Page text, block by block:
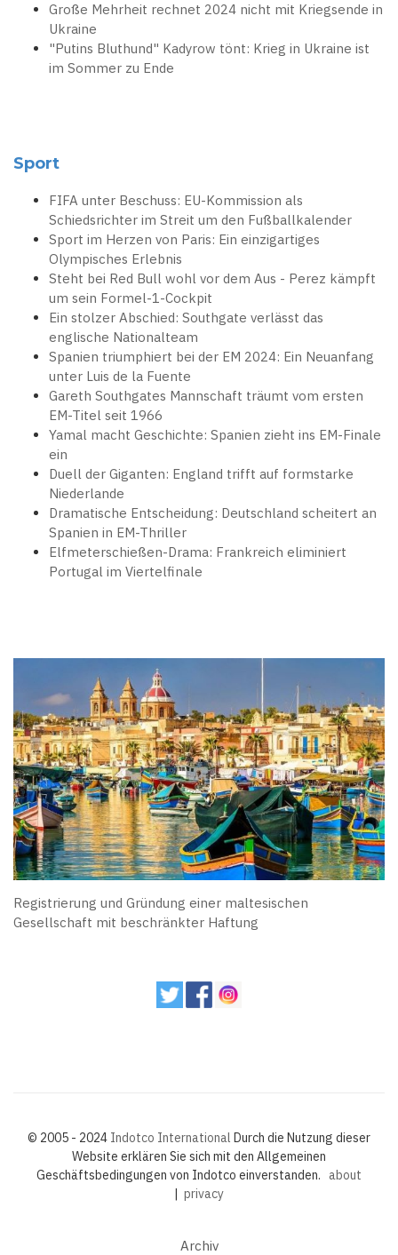
Große Mehrheit rechnet 2024 nicht mit Kriegsende in
Ukraine
"Putins Bluthund" Kadyrow tönt: Krieg in Ukraine ist
im Sommer zu Ende
Sport
FIFA unter Beschuss: EU-Kommission als
Schiedsrichter im Streit um den Fußballkalender
Sport im Herzen von Paris: Ein einzigartiges
Olympisches Erlebnis
Steht bei Red Bull wohl vor dem Aus - Perez kämpft
um sein Formel-1-Cockpit
Ein stolzer Abschied: Southgate verlässt das
englische Nationalteam
Spanien triumphiert bei der EM 2024: Ein Neuanfang
unter Luis de la Fuente
Gareth Southgates Mannschaft träumt vom ersten
EM-Titel seit 1966
Yamal macht Geschichte: Spanien zieht ins EM-Finale
ein
Duell der Giganten: England trifft auf formstarke
Niederlande
Dramatische Entscheidung: Deutschland scheitert an
Spanien in EM-Thriller
Elfmeterschießen-Drama: Frankreich eliminiert
Portugal im Viertelfinale
Registrierung und Gründung einer maltesischen
Gesellschaft mit beschränkter Haftung
© 2005 - 2024 Indotco International Durch die Nutzung dieser
Website erklären Sie sich mit den Allgemeinen
Geschäftsbedingungen von Indotco einverstanden. about
| privacy
Archiv